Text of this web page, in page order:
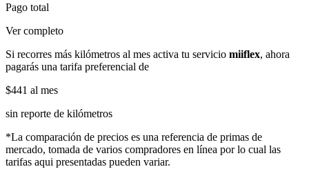
Pago total
Ver completo
Si recorres más kilómetros al mes activa tu servicio miiflex, ahora
pagarás una tarifa preferencial de
$441 al mes
sin reporte de kilómetros
*La comparación de precios es una referencia de primas de
mercado, tomada de varios compradores en línea por lo cual las
tarifas aqui presentadas pueden variar.